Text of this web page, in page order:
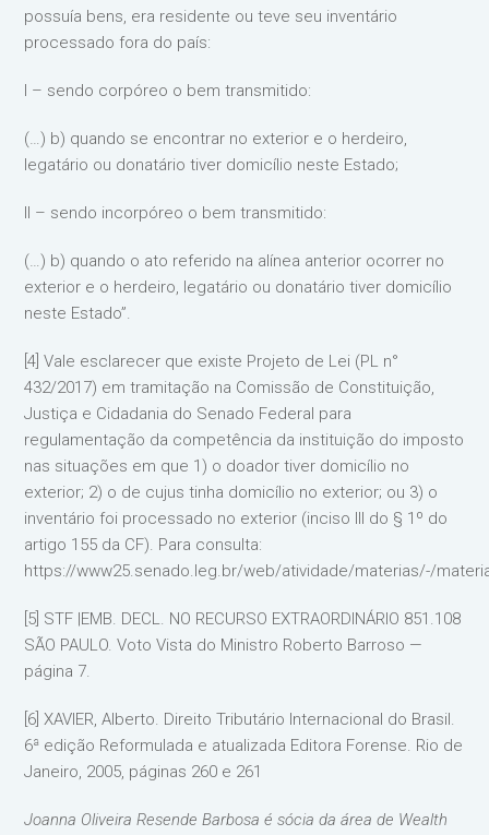
possuía bens, era residente ou teve seu inventário
processado fora do país:
I – sendo corpóreo o bem transmitido:
(…) b) quando se encontrar no exterior e o herdeiro,
legatário ou donatário tiver domicílio neste Estado;
II – sendo incorpóreo o bem transmitido:
(…) b) quando o ato referido na alínea anterior ocorrer no
exterior e o herdeiro, legatário ou donatário tiver domicílio
neste Estado”.
[4] Vale esclarecer que existe Projeto de Lei (PL n°
432/2017) em tramitação na Comissão de Constituição,
Justiça e Cidadania do Senado Federal para
regulamentação da competência da instituição do imposto
nas situações em que 1) o doador tiver domicílio no
exterior; 2) o de cujus tinha domicílio no exterior; ou 3) o
inventário foi processado no exterior (inciso III do § 1º do
artigo 155 da CF). Para consulta:
https://www25.senado.leg.br/web/atividade/materias/-/
[5] STF |EMB. DECL. NO RECURSO EXTRAORDINÁRIO 851.108
SÃO PAULO. Voto Vista do Ministro Roberto Barroso —
página 7.
[6] XAVIER, Alberto. Direito Tributário Internacional do Brasil.
6ª edição Reformulada e atualizada Editora Forense. Rio de
Janeiro, 2005, páginas 260 e 261
Joanna Oliveira Resende Barbosa é sócia da área de Wealth